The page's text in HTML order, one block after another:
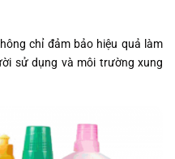
chỉ đảm bảo hiệu quả làm
sử dụng và môi trường xung